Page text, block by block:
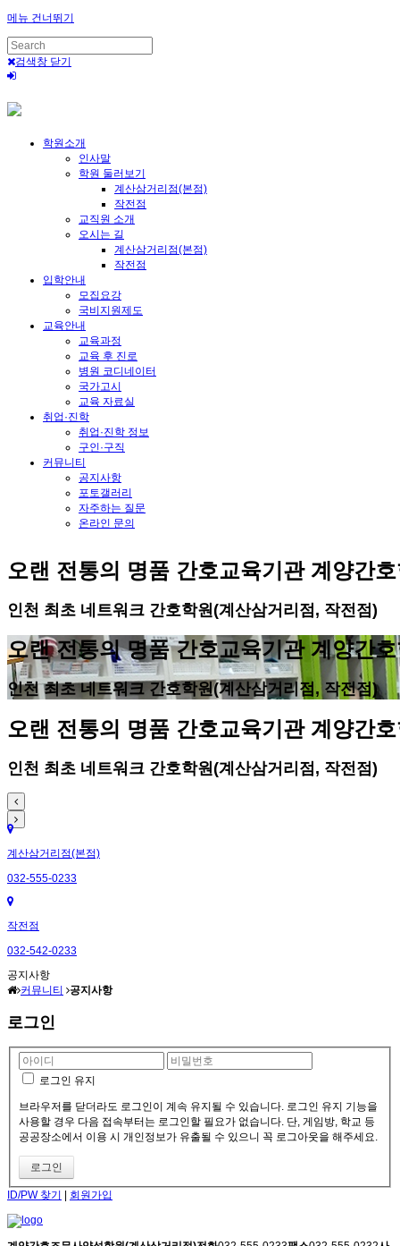
메뉴 건너뛰기
검색창 닫기
학원소개
인사말
학원 둘러보기
계산삼거리점(본점)
작전점
교직원 소개
오시는 길
계산삼거리점(본점)
작전점
입학안내
모집요강
국비지원제도
교육안내
교육과정
교육 후 진로
병원 코디네이터
국가고시
교육 자료실
취업·진학
취업·진학 정보
구인·구직
커뮤니티
공지사항
포토갤러리
자주하는 질문
온라인 문의
오랜 전통의 명품 간호교육기관 계양간
인천 최초 네트워크 간호학원(계산삼거리점, 작전점)
오랜 전통의 명품 간호교육기관 계양간
인천 최초 네트워크 간호학원(계산삼거리점, 작전점)
오랜 전통의 명품 간호교육기관 계양간
인천 최초 네트워크 간호학원(계산삼거리점, 작전점)
계산삼거리점(본점)
032-555-0233
작전점
032-542-0233
공지사항
커뮤니티
공지사항
로그인
로그인 유지
브라우저를 닫더라도 로그인이 계속 유지될 수 있습니다. 로그인 유지 기능을
사용할 경우 다음 접속부터는 로그인할 필요가 없습니다. 단, 게임방, 학교 등
공공장소에서 이용 시 개인정보가 유출될 수 있으니 꼭 로그아웃을 해주세요.
ID/PW 찾기 | 회원가입